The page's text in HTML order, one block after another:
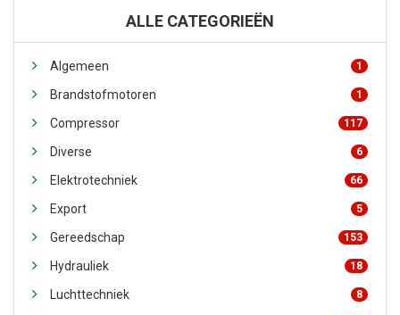
ALLE CATEGORIEËN
Algemeen 1
Brandstofmotoren 1
Compressor 117
Diverse 6
Elektrotechniek 66
Export 5
Gereedschap 153
Hydrauliek 18
Luchttechniek 8